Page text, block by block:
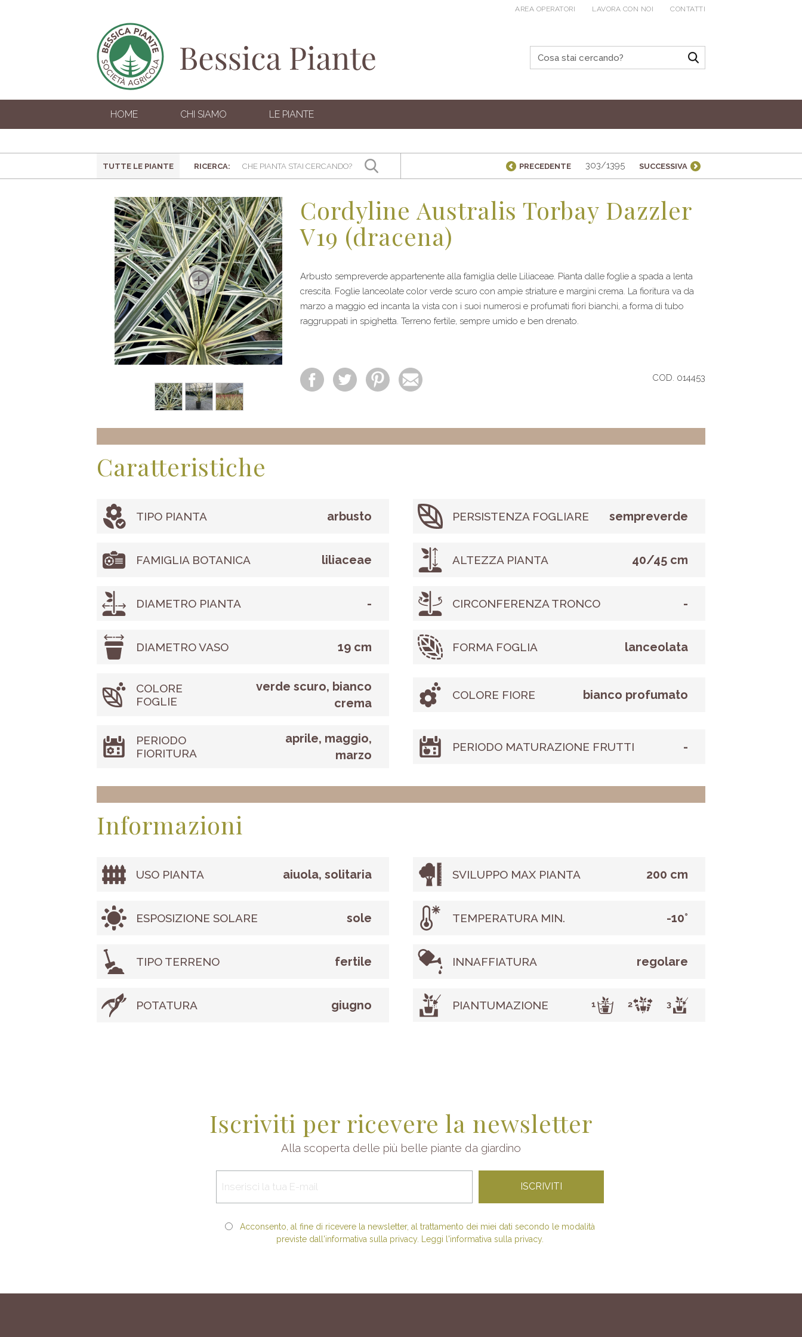
AREA OPERATORI LAVORA CON NOI CONTATTI
HOME CHI SIAMO LE PIANTE
TUTTE LE PIANTE RICERCA: PRECEDENTE 303/1395 SUCCESSIVA
Cordyline Australis Torbay Dazzler
V19 (dracena)
Arbusto sempreverde appartenente alla famiglia delle Liliaceae. Pianta dalle foglie a spada a lenta
crescita. Foglie lanceolate color verde scuro con ampie striature e margini crema. La fioritura va da
marzo a maggio ed incanta la vista con i suoi numerosi e profumati fiori bianchi, a forma di tubo
raggruppati in spighetta. Terreno fertile, sempre umido e ben drenato.
COD. 014453
Caratteristiche
TIPO PIANTA arbusto PERSISTENZA FOGLIARE sempreverde
FAMIGLIA BOTANICA liliaceae ALTEZZA PIANTA 40/45 cm
DIAMETRO PIANTA - CIRCONFERENZA TRONCO -
DIAMETRO VASO 19 cm FORMA FOGLIA lanceolata
COLORE
FOGLIE
verde scuro, bianco
crema
COLORE FIORE bianco profumato
PERIODO
FIORITURA
aprile, maggio,
marzo
PERIODO MATURAZIONE FRUTTI -
Informazioni
USO PIANTA aiuola, solitaria SVILUPPO MAX PIANTA 200 cm
ESPOSIZIONE SOLARE sole TEMPERATURA MIN. -10°
TIPO TERRENO fertile INNAFFIATURA regolare
POTATURA giugno PIANTUMAZIONE
Iscriviti per ricevere la newsletter
Alla scoperta delle più belle piante da giardino
Acconsento, al fine di ricevere la newsletter, al trattamento dei miei dati secondo le modalità
previste dall'informativa sulla privacy. Leggi l'informativa sulla privacy.